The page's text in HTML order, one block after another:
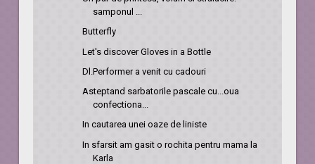
samponul ...
Butterfly
Let's discover Gloves in a Bottle
Dl.Performer a venit cu cadouri
Asteptand sarbatorile pascale cu...oua
confectiona...
In cautarea unei oaze de liniste
In sfarsit am gasit o rochita pentru mama la
Karla